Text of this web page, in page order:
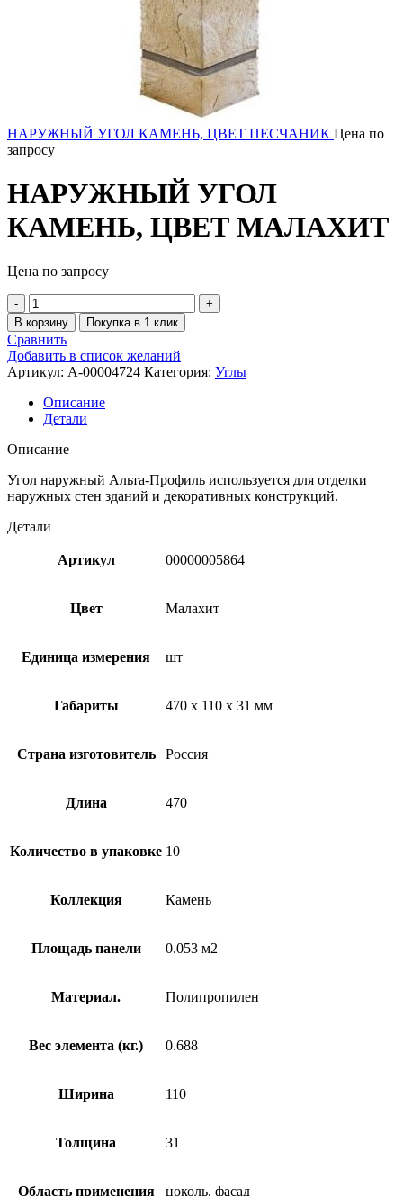
НАРУЖНЫЙ УГОЛ КАМЕНЬ, ЦВЕТ ПЕСЧАНИК Цена по
запросу
НАРУЖНЫЙ УГОЛ
КАМЕНЬ, ЦВЕТ МАЛАХИТ
Цена по запросу
В корзину Покупка в 1 клик
Сравнить
Добавить в список желаний
Артикул: A-00004724 Категория: Углы
Описание
Детали
Описание
Угол наружный Альта-Профиль используется для отделки
наружных стен зданий и декоративных конструкций.
Детали
Артикул 00000005864
Цвет Малахит
Единица измерения шт
Габариты 470 x 110 x 31 мм
Страна изготовитель Россия
Длина 470
Количество в упаковке 10
Коллекция Камень
Площадь панели 0.053 м2
Материал. Полипропилен
Вес элемента (кг.) 0.688
Ширина 110
Толщина 31
Область применения цоколь. фасад